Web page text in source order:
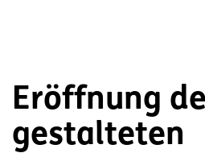
Eröffnung
gestalteten